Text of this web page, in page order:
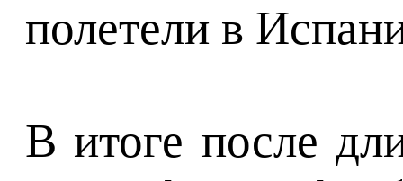
полетели в
В итоге после